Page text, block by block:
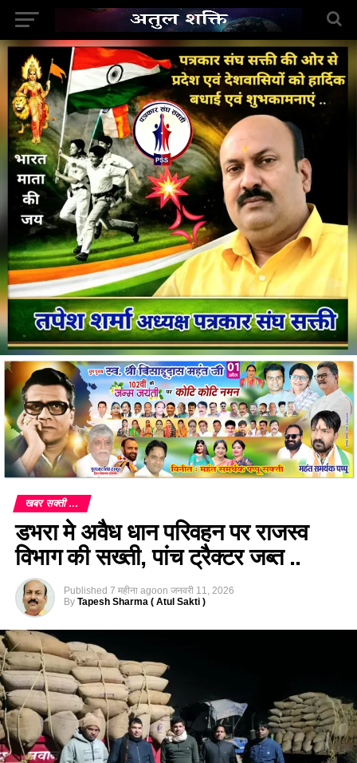
खबर सक्ती ...
डभरा मे अवैध धान परिवहन पर राजस्व
विभाग की सख्ती, पांच ट्रैक्टर जब्त ..
Published 7 महीना agoon जनवरी 11, 2026
By Tapesh Sharma ( Atul Sakti )